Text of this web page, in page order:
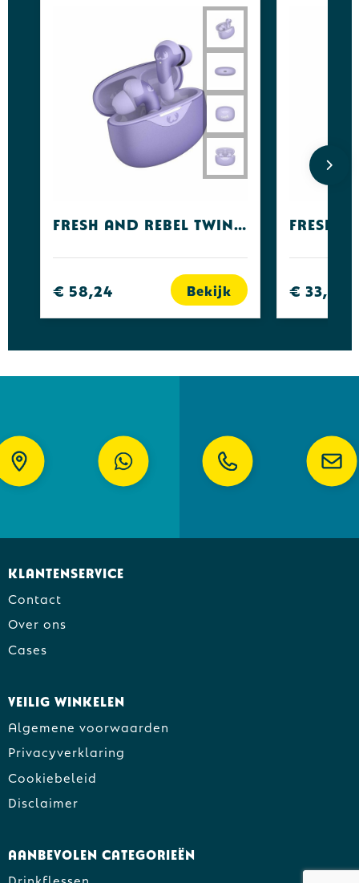
Fresh and Rebel Twins ACE
€ 58,24 Bekijk € 33,88
Klantenservice
Contact
Over ons
Cases
Veilig winkelen
Algemene voorwaarden
Privacyverklaring
Cookiebeleid
Disclaimer
Aanbevolen categorieën